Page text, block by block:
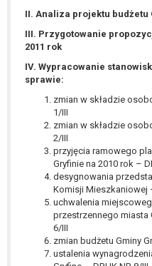
II. Analiza projektu budżetu
III. Przygotowanie
2011 rok
IV. Wypracowanie
sprawie:
zmian w składzie
1/III
zmian w składzie
2/III
przyjęcia ramowego
Gryfinie na 2010 rok –
desygnowania
Komisji Mieszkaniowej
uchwalenia
przestrzennego miasta
6/III
zmian budżetu Gminy
ustalenia
lub
Z przyczyn
szczególną
sprzeciwu,
przetwarzać
że wykaże on
nadrzędnych
wolności